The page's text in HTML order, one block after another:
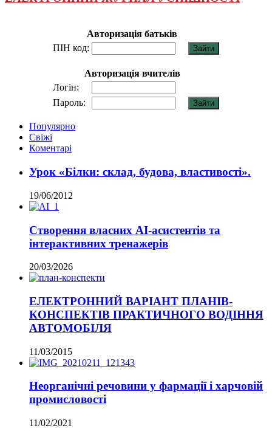
Авторизація батьків
ПІН код:
Авторизація вчителів
Логін:
Пароль:
Популярно
Свіжі
Коментарі
Урок «Білки: склад, будова, властивості».
19/06/2012
Створення власних AI-асистентів та
інтерактивних тренажерів
20/03/2026
ЕЛЕКТРОННИЙ ВАРІАНТ ПЛАНІВ-
КОНСПЕКТІВ ПРАКТИЧНОГО ВОДІННЯ
АВТОМОБІЛЯ
11/03/2015
Неорганічні речовини у фармації і харчовій
промисловості
11/02/2021